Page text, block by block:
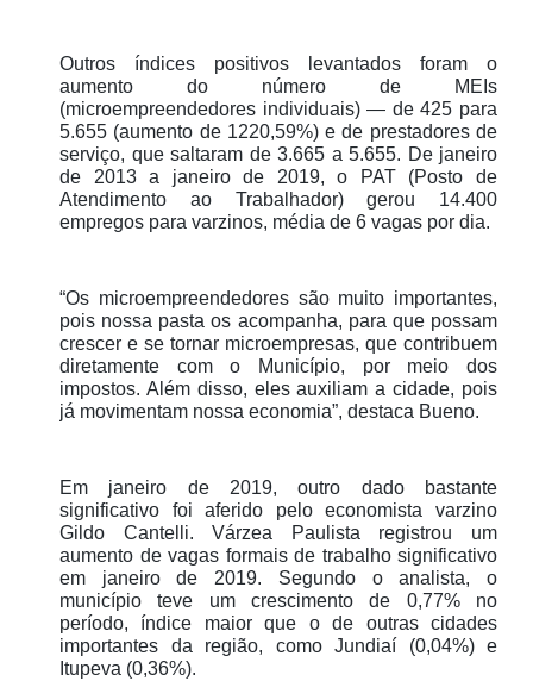
Outros índices positivos levantados foram o
aumento do número de MEIs
(microempreendedores individuais) — de 425 para
5.655 (aumento de 1220,59%) e de prestadores de
serviço, que saltaram de 3.665 a 5.655. De janeiro
de 2013 a janeiro de 2019, o PAT (Posto de
Atendimento ao Trabalhador) gerou 14.400
empregos para varzinos, média de 6 vagas por dia.
“Os microempreendedores são muito importantes,
pois nossa pasta os acompanha, para que possam
crescer e se tornar microempresas, que contribuem
diretamente com o Município, por meio dos
impostos. Além disso, eles auxiliam a cidade, pois
já movimentam nossa economia”, destaca Bueno.
Em janeiro de 2019, outro dado bastante
significativo foi aferido pelo economista varzino
Gildo Cantelli. Várzea Paulista registrou um
aumento de vagas formais de trabalho significativo
em janeiro de 2019. Segundo o analista, o
município teve um crescimento de 0,77% no
período, índice maior que o de outras cidades
importantes da região, como Jundiaí (0,04%) e
Itupeva (0,36%).